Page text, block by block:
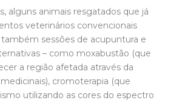
alguns animais resgatados que já
veterinários convencionais
também sessões de acupuntura e
– como moxabustão (que
a região afetada através da
cromoterapia (que
utilizando as cores do espectro